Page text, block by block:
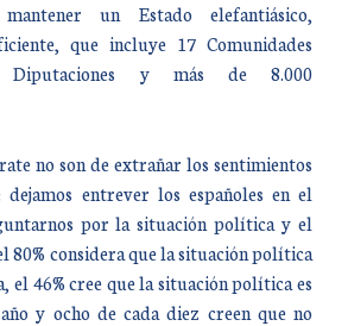
un Estado elefantiásico,
que incluye 17 Comunidades
Diputaciones y más de 8.000
no son de extrañar los sentimientos
entrever los españoles en el
por la situación política y el
considera que la situación política
el 46% cree que la situación política es
y ocho de cada diez creen que no